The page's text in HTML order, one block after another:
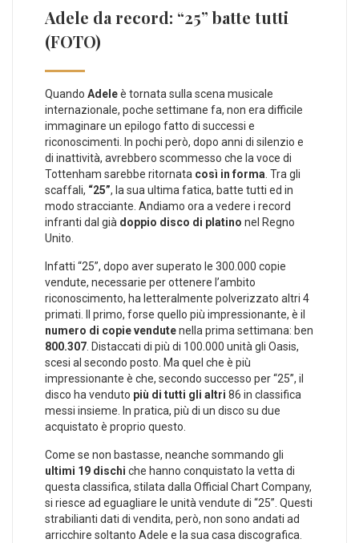
Adele da record: “25” batte tutti
(FOTO)
Quando Adeleè tornata sulla scena musicale
internazionale, poche settimane fa, non era difficile
immaginare un epilogo fatto di successi e
riconoscimenti. In pochi però, dopo anni di silenzio e
di inattività, avrebbero scommesso che la voce di
Tottenham sarebbe ritornata così in forma . Tra gli
scaffali, “25”, la sua ultima fatica, batte tutti ed in
modo stracciante. Andiamo ora a vedere i record
infranti dal già doppio disco di platino nel Regno
Unito.
Infatti “25”, dopo aver superato le 300.000 copie
vendute, necessarie per ottenere l’ambito
riconoscimento, ha letteralmente polverizzato altri 4
primati. Il primo, forse quello più impressionante, è il
numero di copie vendutenella prima settimana: ben
800.307 . Distaccati di più di 100.000 unità gli Oasis,
scesi al secondo posto. Ma quel che è più
impressionante è che, secondo successo per “25”, il
disco ha venduto più di tutti gli altri 86 in classifica
messi insieme. In pratica, più di un disco su due
acquistato è proprio questo.
Come se non bastasse, neanche sommando gli
ultimi 19 dischi che hanno conquistato la vetta di
questa classifica, stilata dalla Official Chart Company,
si riesce ad eguagliare le unità vendute di “25”. Questi
strabilianti dati di vendita, però, non sono andati ad
arricchire soltanto Adele e la sua casa discografica.